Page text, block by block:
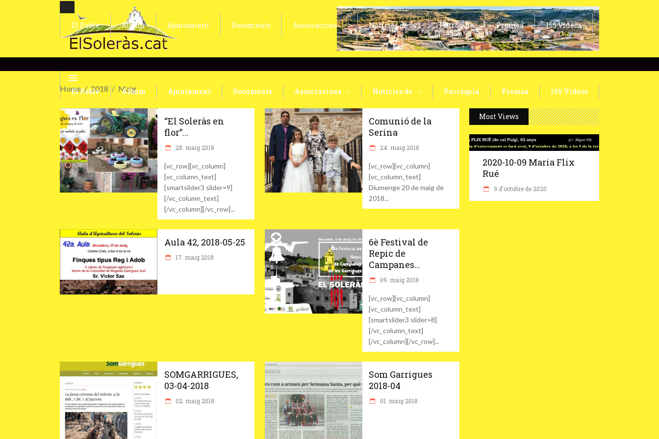
El Poble Àlbum Ajuntament Documents Associacions Notícies de Parròquia Premsa 155 Vídeos
El Poble Àlbum Ajuntament Documents Associacions Notícies de Parròquia Premsa 155 Vídeos
Home 2018 Maig
“El Soleràs en
flor”...
28. maig 2018
[vc_row][vc_column]
[vc_column_text]
[smartslider3 slider=9]
[/vc_column_text]
[/vc_column][/vc_row]
Comunió de la
Serina
24. maig 2018
[vc_row][vc_column]
[vc_column_text]
Diumenge 20 de maig de
2018
Aula 42, 2018-05-25
17. maig 2018
6è Festival de
Repic de
Campanes...
09. maig 2018
[vc_row][vc_column]
[vc_column_text]
[smartslider3 slider=8]
[/vc_column_text]
[/vc_column][/vc_row]
SOMGARRIGUES,
03-04-2018
02. maig 2018
Som Garrigues
2018-04
01. maig 2018
Most Views
2020-10-09 Maria Flix
Rué
9 d'octubre de 2020